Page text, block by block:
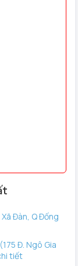
Đàn, Q Đống
Đ. Ngô Gia
tiết